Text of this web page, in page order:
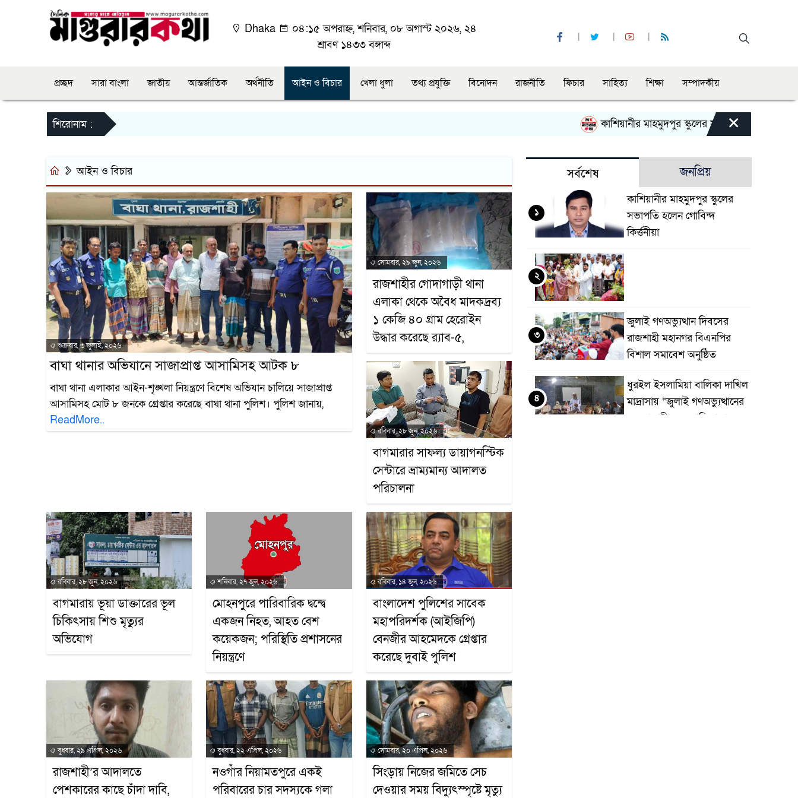
Dhaka
০৪:১৫ অপরাহ্ন, শনিবার, ০৮ অগাস্ট ২০২৬, ২৪
শ্রাবণ ১৪৩৩ বঙ্গাব্দ
প্রচ্ছদ সারা বাংলা জাতীয় আন্তর্জাতিক অর্থনীতি আইন ও বিচার খেলা ধুলা তথ্য প্রযুক্তি বিনোদন রাজনীতি ফিচার সাহিত্য শিক্ষা সম্পাদকীয়
শিরোনাম : কাশিয়ানীর মাহমুদপুর স্কুলের সভাপতি হলেন গোবিন্দ
×
আইন ও বিচার
শুক্রবার, ৩ জুলাই, ২০২৬
বাঘা থানার অভিযানে সাজাপ্রাপ্ত আসামিসহ আটক ৮
বাঘা থানা এলাকার আইন-শৃঙ্খলা নিয়ন্ত্রণে বিশেষ অভিযান চালিয়ে সাজাপ্রাপ্ত
আসামিসহ মোট ৮ জনকে গ্রেপ্তার করেছে বাঘা থানা পুলিশ। পুলিশ জানায়,
ReadMore..
সোমবার, ২৯ জুন, ২০২৬
রাজশাহীর গোদাগাড়ী থানা
এলাকা থেকে অবৈধ মাদকদ্রব্য
১ কেজি ৪০ গ্রাম হেরোইন
উদ্ধার করেছে র‍্যাব-৫,
রবিবার, ২৮ জুন, ২০২৬
বাগমারার সাফল্য ডায়াগনস্টিক
সেন্টারে ভ্রাম্যমান্য আদালত
পরিচালনা
রবিবার, ২৮ জুন, ২০২৬
বাগমারায় ভূয়া ডাক্তারের ভূল
চিকিৎসায় শিশু মৃত্যুর
অভিযোগ
শনিবার, ২৭ জুন, ২০২৬
মোহনপুরে পারিবারিক দ্বন্দ্বে
একজন নিহত, আহত বেশ
কয়েকজন; পরিস্থিতি প্রশাসনের
নিয়ন্ত্রণে
রবিবার, ১৪ জুন, ২০২৬
বাংলাদেশ পুলিশের সাবেক
মহাপরিদর্শক (আইজিপি)
বেনজীর আহমেদকে গ্রেপ্তার
করেছে দুবাই পুলিশ
বুধবার, ২৯ এপ্রিল, ২০২৬
রাজশাহী’র আদালতে
পেশকারের কাছে চাঁদা দাবি,
বুধবার, ২২ এপ্রিল, ২০২৬
​নওগাঁর নিয়ামতপুরে একই
পরিবারের চার সদস্যকে গলা
সোমবার, ২০ এপ্রিল, ২০২৬
সিংড়ায় নিজের জমিতে সেচ
দেওয়ার সময় বিদ্যুৎস্পৃষ্টে মৃত্যু
সর্বশেষ জনপ্রিয়
কাশিয়ানীর মাহমুদপুর স্কুলের
সভাপতি হলেন গোবিন্দ
কির্ত্তনীয়া
১
২
জুলাই গণঅভ্যুত্থান দিবসের
রাজশাহী মহানগর বিএনপির
বিশাল সমাবেশ অনুষ্ঠিত
৩
ধুরইল ইসলামিয়া বালিকা দাখিল
মাদ্রাসায় “জুলাই গণঅভ্যুত্থানের
চেতনা শহীদদের প্রতি শ্রদ্ধা
৪